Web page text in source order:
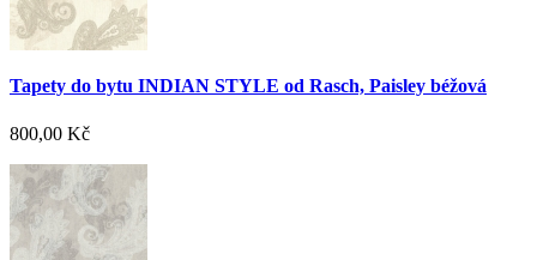
Tapety do bytu INDIAN STYLE od Rasch, Paisley béžová
800,00 Kč